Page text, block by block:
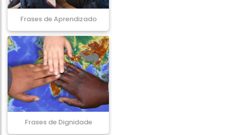
Frases de Aprendizado
Frases de Dignidade